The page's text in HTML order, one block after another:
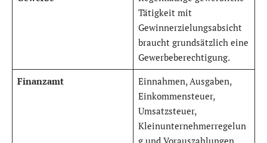
Tätigkeit mit
Gewinnerzielungsabsicht
braucht grundsätzlich eine
Gewerbeberechtigung.
Finanzamt
Einnahmen, Ausgaben,
Einkommensteuer,
Umsatzsteuer,
Kleinunternehmerregelun
g und Vorauszahlungen